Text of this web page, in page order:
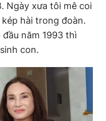
Ngày xưa tôi mê coi
hài trong đoàn.
năm 1993 thì
con.